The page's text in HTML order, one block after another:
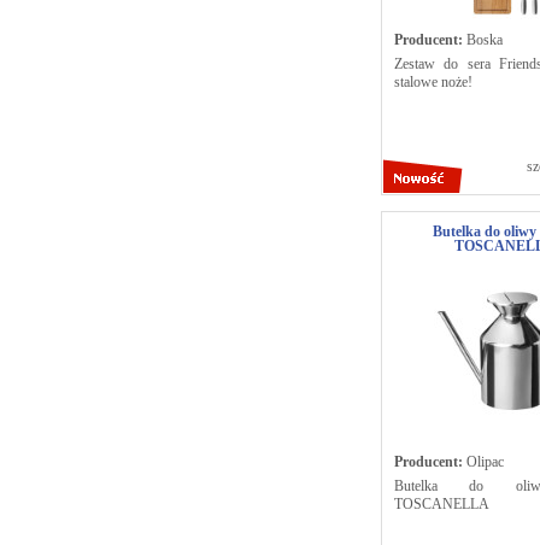
Producent: Boska
Zestaw do sera
stalowe noże!
Butelka do oliwy
Producent: Olipac
Butelka do
TOSCANELLA